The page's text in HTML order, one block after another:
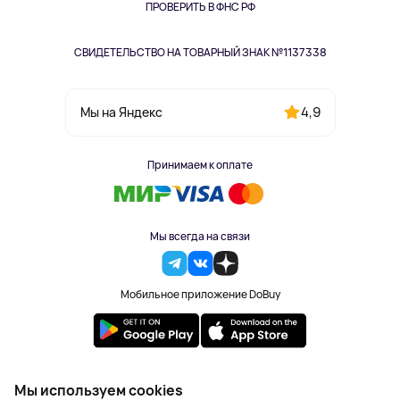
ПРОВЕРИТЬ В ФНС РФ
СВИДЕТЕЛЬСТВО НА ТОВАРНЫЙ ЗНАК №1137338
Мы на Яндекс 4,9
Принимаем к оплате
Мы всегда на связи
Мобильное приложение DoBuy
Одежда и аксессуары
2023-2026 © DoBuy. Все права защищены
Мы используем cookies